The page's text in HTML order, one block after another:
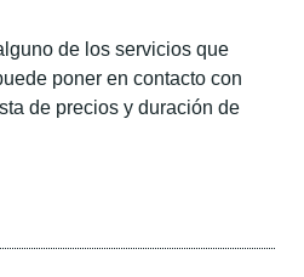
de los servicios que
poner en contacto con
de precios y duración de